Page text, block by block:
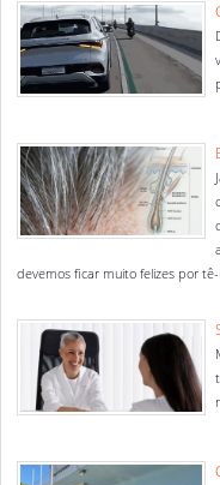
devemos ficar muito felizes por